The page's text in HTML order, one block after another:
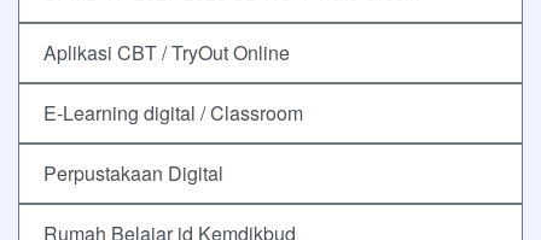
Aplikasi CBT / TryOut Online
E-Learning digital / Classroom
Perpustakaan Digital
Rumah Belajar id Kemdikbud